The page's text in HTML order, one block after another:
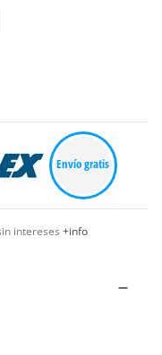
Envío gratis
intereses +info